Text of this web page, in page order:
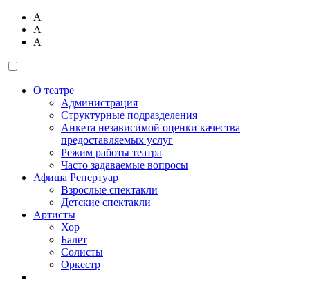
А
А
А
О театре
Администрация
Структурные подразделения
Анкета независимой оценки качества
предоставляемых услуг
Режим работы театра
Часто задаваемые вопросы
Афиша Репертуар
Взрослые спектакли
Детские спектакли
Артисты
Хор
Балет
Солисты
Оркестр